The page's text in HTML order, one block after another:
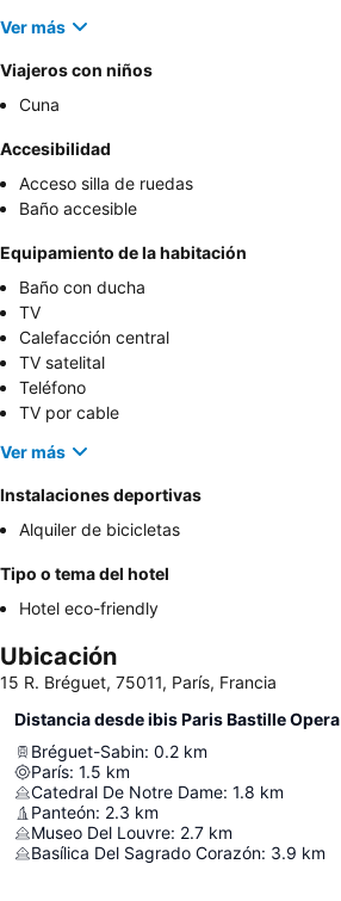
Ver más
Viajeros con niños
Cuna
Accesibilidad
Acceso silla de ruedas
Baño accesible
Equipamiento de la habitación
Baño con ducha
TV
Calefacción central
TV satelital
Teléfono
TV por cable
Ver más
Instalaciones deportivas
Alquiler de bicicletas
Tipo o tema del hotel
Hotel eco-friendly
Ubicación
15 R. Bréguet, 75011, París, Francia
Distancia desde ibis Paris Bastille Opera
Bréguet-Sabin: 0.2 km
París: 1.5 km
Catedral De Notre Dame: 1.8 km
Panteón: 2.3 km
Museo Del Louvre: 2.7 km
Basílica Del Sagrado Corazón: 3.9 km